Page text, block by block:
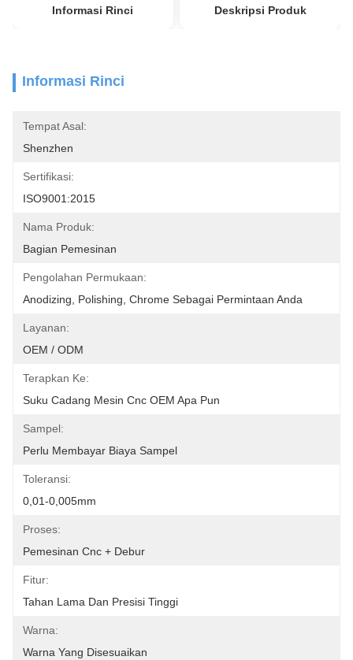
Informasi Rinci Deskripsi Produk
Informasi Rinci
Tempat Asal:
Shenzhen
Sertifikasi:
ISO9001:2015
Nama Produk:
Bagian Pemesinan
Pengolahan Permukaan:
Anodizing, Polishing, Chrome Sebagai Permintaan Anda
Layanan:
OEM / ODM
Terapkan Ke:
Suku Cadang Mesin Cnc OEM Apa Pun
Sampel:
Perlu Membayar Biaya Sampel
Toleransi:
0,01-0,005mm
Proses:
Pemesinan Cnc + Debur
Fitur:
Tahan Lama Dan Presisi Tinggi
Warna:
Warna Yang Disesuaikan